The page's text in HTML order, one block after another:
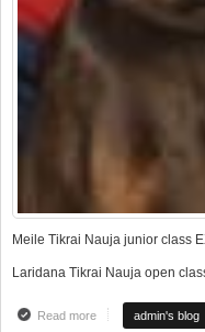
Meile Tikrai Nauja junior class
Laridana Tikrai Nauja open
Read moreabout Tikrai Nauja
admin's blog